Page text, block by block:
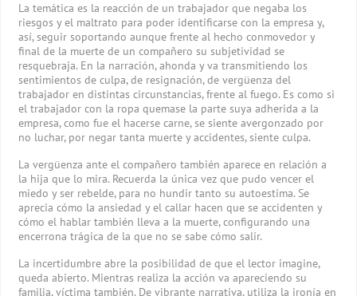
La temática es la reacción de un trabajador que negaba los
riesgos y el maltrato para poder identificarse con la empresa y,
así, seguir soportando aunque frente al hecho conmovedor y
final de la muerte de un compañero su subjetividad se
resquebraja. En la narración, ahonda y va transmitiendo los
sentimientos de culpa, de resignación, de vergüenza del
trabajador en distintas circunstancias, frente al fuego. Es como si
el trabajador con la ropa quemase la parte suya adherida a la
empresa, como fue el hacerse carne, se siente avergonzado por
no luchar, por negar tanta muerte y accidentes, siente culpa.
La vergüenza ante el compañero también aparece en relación a
la hija que lo mira. Recuerda la única vez que pudo vencer el
miedo y ser rebelde, para no hundir tanto su autoestima. Se
aprecia cómo la ansiedad y el callar hacen que se accidenten y
cómo el hablar también lleva a la muerte, configurando una
encerrona trágica de la que no se sabe cómo salir.
La incertidumbre abre la posibilidad de que el lector imagine,
queda abierto. Mientras realiza la acción va apareciendo su
familia, víctima también. De vibrante narrativa, utiliza la ironía en